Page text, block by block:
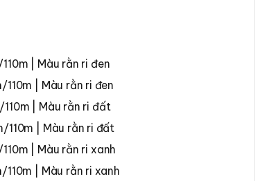
| Màu rằn ri đen
| Màu rằn ri đen
| Màu rằn ri đất
110m | Màu rằn ri đất
| Màu rằn ri xanh
| Màu rằn ri xanh